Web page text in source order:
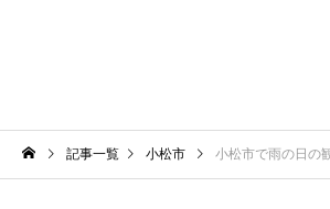
記事一覧 小松市 小松市で雨の日の観光は何する？天候